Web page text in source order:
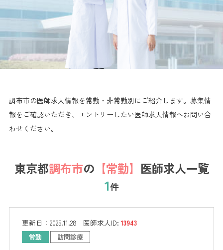
調布市の医師求人情報を常勤・非常勤別にご紹介します。 募集情
報をご確認いただき、エントリーしたい医師求人情報へお問い合
わせください。
東京都調布市の 【常勤】 医師求人一覧
1件
更新日： 2025.11.28 医師求人ID:13943
常勤 訪問診療